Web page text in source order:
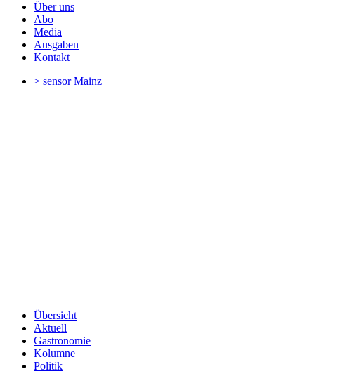
Über uns
Abo
Media
Ausgaben
Kontakt
> sensorMainz
Übersicht
Aktuell
Gastronomie
Kolumne
Politik